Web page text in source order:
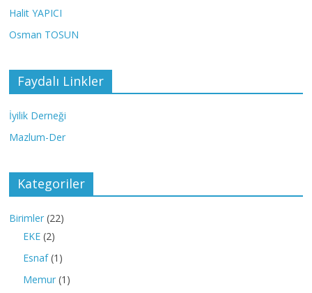
Halit YAPICI
Osman TOSUN
Faydalı Linkler
İyilik Derneği
Mazlum-Der
Kategoriler
Birimler (22)
EKE (2)
Esnaf(1)
Memur (1)